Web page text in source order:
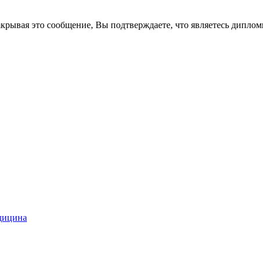
это сообщение, Вы подтверждаете, что являетесь